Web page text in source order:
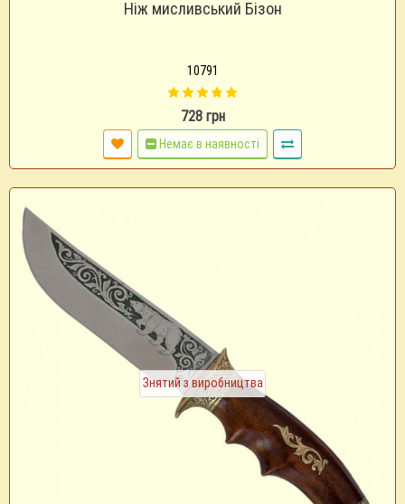
Ніж мисливський Бізон
10791
728 грн
Немає в наявності
Знятий з виробництва